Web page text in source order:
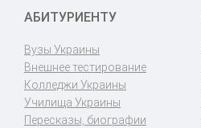
АБИТУРИЕНТУ
Вузы Украины
Внешнее тестирование
Колледжи Украины
Училища Украины
Пересказы, биографии